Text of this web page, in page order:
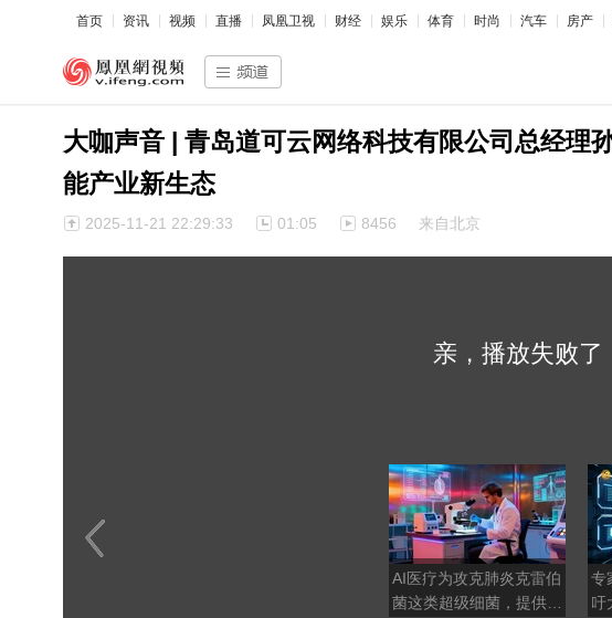
首页 资讯 视频 直播 凤凰卫视 财经 娱乐 体育 时尚 汽车 房产
大咖声音 | 青岛道可云网络科技有限公司总经理
能产业新生态
2025-11-21 22:29:33 01:05 8456 来自北京
亲，播放失败了
AI医疗为攻克肺炎克雷伯
菌这类超级细菌，提供了
专
吁